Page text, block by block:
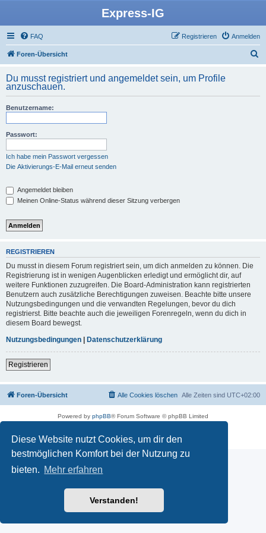
Diese Website nutzt Cookies, um dir den
bestmöglichen Komfort bei der Nutzung zu
bieten. Mehr erfahren
Verstanden!
Express-IG
FAQ Anmelden
Registrieren
Foren-Übersicht
h
Du musst registriert und angemeldet sein, um Profile
anzuschauen.
Benutzername:
Passwort:
Ich habe mein Passwort vergessen
Die Aktivierungs-E-Mail erneut senden
Angemeldet bleiben
Meinen Online-Status während dieser Sitzung verbergen
REGISTRIEREN
Du musst in diesem Forum registriert sein, um dich anmelden zu können. Die
Registrierung ist in wenigen Augenblicken erledigt und ermöglicht dir, auf
weitere Funktionen zuzugreifen. Die Board-Administration kann registrierten
Benutzern auch zusätzliche Berechtigungen zuweisen. Beachte bitte unsere
Nutzungsbedingungen und die verwandten Regelungen, bevor du dich
registrierst. Bitte beachte auch die jeweiligen Forenregeln, wenn du dich in
diesem Board bewegst.
Nutzungsbedingungen | Datenschutzerklärung
Registrieren
Foren-Übersicht Alle Zeiten sind UTC+02:00
Alle Cookies löschen
Powered by phpBB® Forum Software © phpBB Limited
Datenschutz|Nutzungsbedingungen